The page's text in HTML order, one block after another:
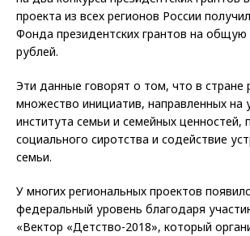
проекта из всех регионов России
Фонда президентских грантов на
рублей.
Эти данные говорят о том, что в стране
множество инициатив, направленных на
института семьи и семейных ценностей,
социального сиротства и содействие
семьи.
У многих региональных проектов
федеральный уровень благодаря
«Вектор «Детство-2018», который